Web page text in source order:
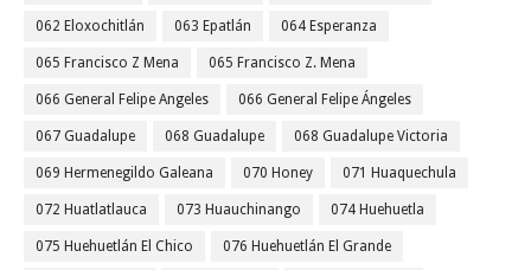
062 Eloxochitlán 063 Epatlán 064 Esperanza
065 Francisco Z Mena 065 Francisco Z. Mena
066 General Felipe Angeles 066 General Felipe Ángeles
067 Guadalupe 068 Guadalupe 068 Guadalupe Victoria
069 Hermenegildo Galeana 070 Honey 071 Huaquechula
072 Huatlatlauca 073 Huauchinango 074 Huehuetla
075 Huehuetlán El Chico 076 Huehuetlán El Grande